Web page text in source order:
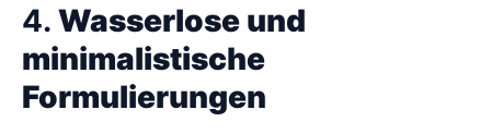
4. Wasserlose und
minimalistische
Formulierungen